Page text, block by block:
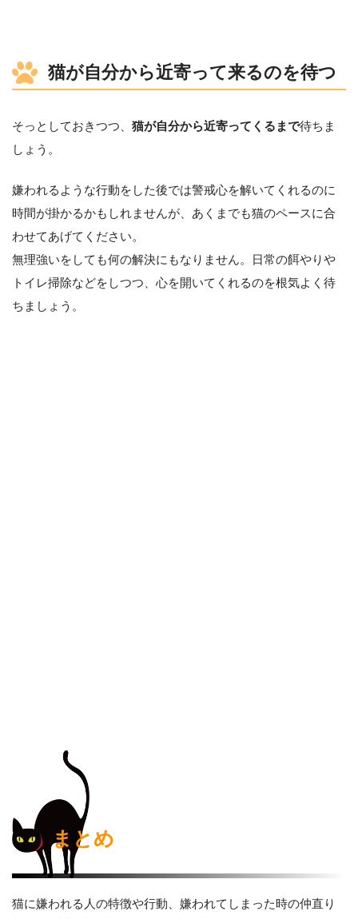
猫が自分から近寄って来るのを待つ
そっとしておきつつ、 猫が自分から近寄ってくるまで待ちま
しょう。
嫌われるような行動をした後では警戒心を解いてくれるのに
時間が掛かるかもしれませんが、あくまでも猫のペースに合
わせてあげてください。
無理強いをしても何の解決にもなりません。日常の餌やりや
トイレ掃除などをしつつ、心を開いてくれるのを根気よく待
ちましょう。
まとめ
猫に嫌われる人の特徴や行動、嫌われてしまった時の仲直り